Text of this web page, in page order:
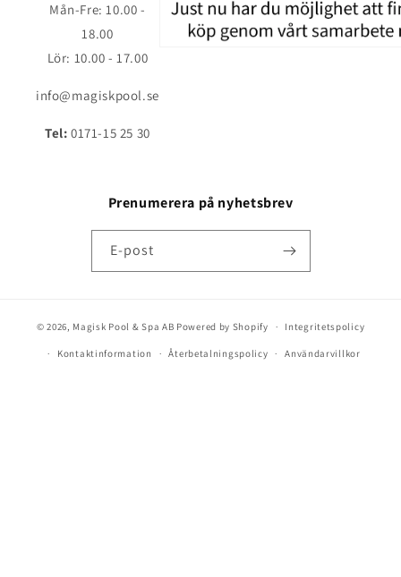
Mån-Fre: 10.00 -
18.00
Lör: 10.00 - 17.00
info@magiskpool.se
Tel: 0171-15 25 30
Prenumerera på nyhetsbrev
E-post
© 2026, Magisk Pool & Spa AB Powered by Shopify Integritetspolicy
Kontaktinformation Återbetalningspolicy Användarvillkor